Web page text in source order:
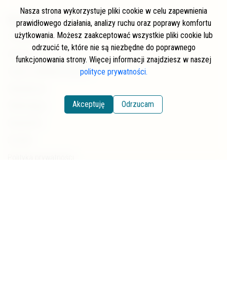
W skrócie
O stronie
Autorzy
Często zadawane pytania
Nasza strona wykorzystuje pliki cookie w celu zapewnienia
prawidłowego działania, analizy ruchu oraz poprawy komfortu
użytkowania. Możesz zaakceptować wszystkie pliki cookie lub
odrzucić te, które nie są niezbędne do poprawnego
funkcjonowania strony. Więcej informacji znajdziesz w naszej
polityce prywatności.
Akceptuję Odrzucam